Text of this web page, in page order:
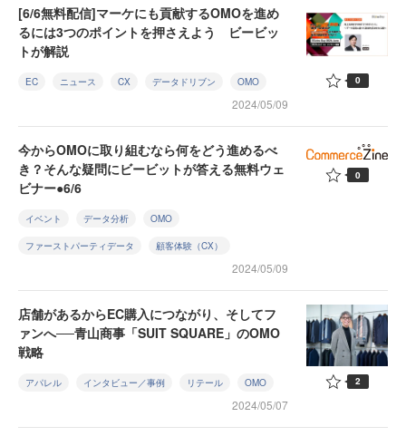
[6/6無料配信]マーケにも貢献するOMOを進め
るには3つのポイントを押さえよう ビービッ
トが解説
EC ニュース CX データドリブン OMO
2024/05/09
0
今からOMOに取り組むなら何をどう進めるべ
き？そんな疑問にビービットが答える無料ウェ
ビナー●6/6
イベント データ分析 OMO
ファーストパーティデータ 顧客体験（CX）
2024/05/09
0
店舗があるからEC購入につながり、そしてフ
ァンへ──青山商事「SUIT SQUARE」のOMO
戦略
アパレル インタビュー／事例 リテール OMO
2024/05/07
2